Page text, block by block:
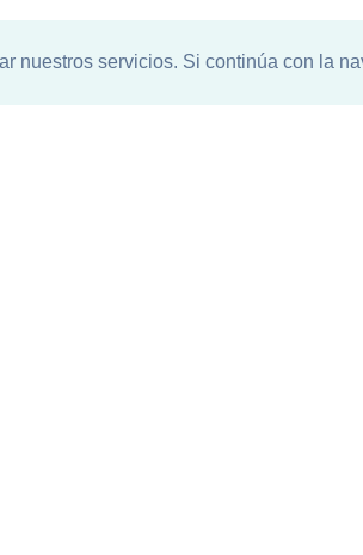
nuestros servicios. Si continúa con la